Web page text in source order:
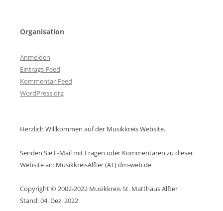
Organisation
Anmelden
Eintrags-Feed
Kommentar-Feed
WordPress.org
Herzlich Willkommen auf der Musikkreis Website.
Senden Sie E-Mail mit Fragen oder Kommentaren zu dieser
Website an: MusikkreisAlfter (AT) dm-web.de
Copyright © 2002-2022 Musikkreis St. Matthäus Alfter
Stand: 04. Dez. 2022